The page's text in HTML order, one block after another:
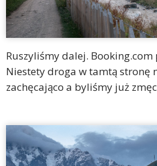
Ruszyliśmy dalej. Booking.com
Niestety droga w tamtą stronę
zachęcająco a byliśmy już